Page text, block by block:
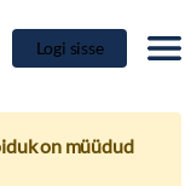
Logi sisse
on müüdud